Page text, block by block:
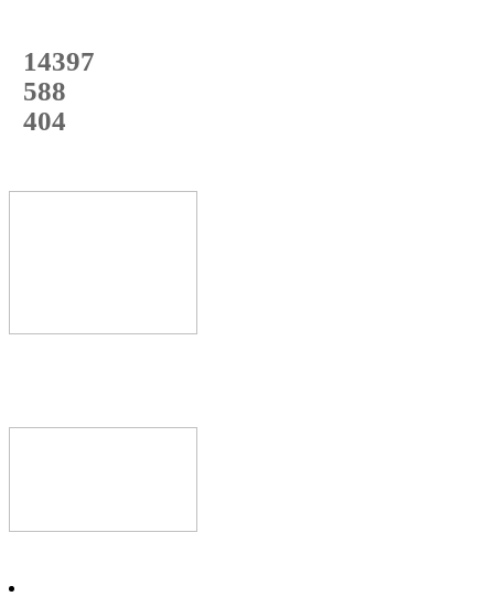
14397
с начала года
588
с начала месяца
404
с начала недели